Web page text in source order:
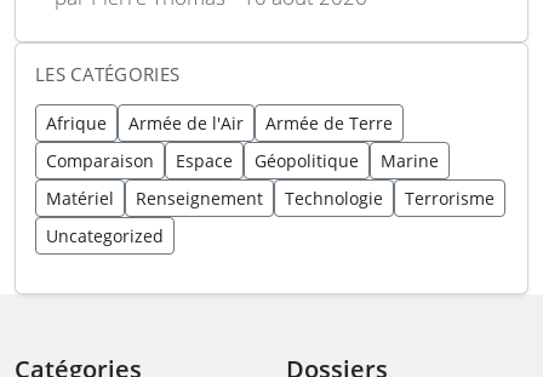
LES CATÉGORIES
Afrique Armée de l'Air
Armée de Terre
Comparaison
Espace Géopolitique
Marine
Matériel
Renseignement Technologie
Terrorisme
Uncategorized
Catégories
Dossiers